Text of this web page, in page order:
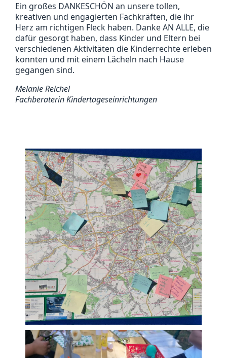
Ein großes DANKESCHÖN an unsere tollen,
kreativen und engagierten Fachkräften, die ihr
Herz am richtigen Fleck haben. Danke AN ALLE, die
dafür gesorgt haben, dass Kinder und Eltern bei
verschiedenen Aktivitäten die Kinderrechte erleben
konnten und mit einem Lächeln nach Hause
gegangen sind.
Melanie Reichel
Fachberaterin Kindertageseinrichtungen